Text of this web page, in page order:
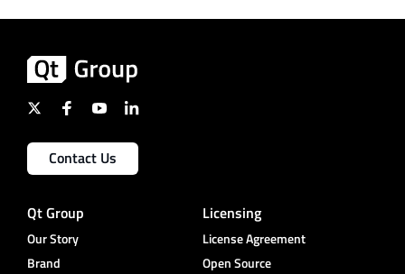
Contact Us
Qt Group
Our Story
Brand
Licensing
License Agreement
Open Source